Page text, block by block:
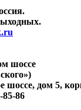
.
шоссе
шоссе, дом 5,
85-86